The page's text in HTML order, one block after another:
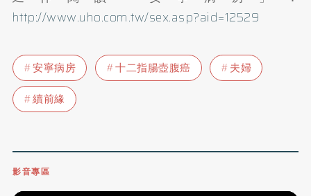
http://www.uho.com.tw/sex.asp?aid=12529
安寧病房 十二指腸壺腹癌
夫婦
續前緣
影音專區